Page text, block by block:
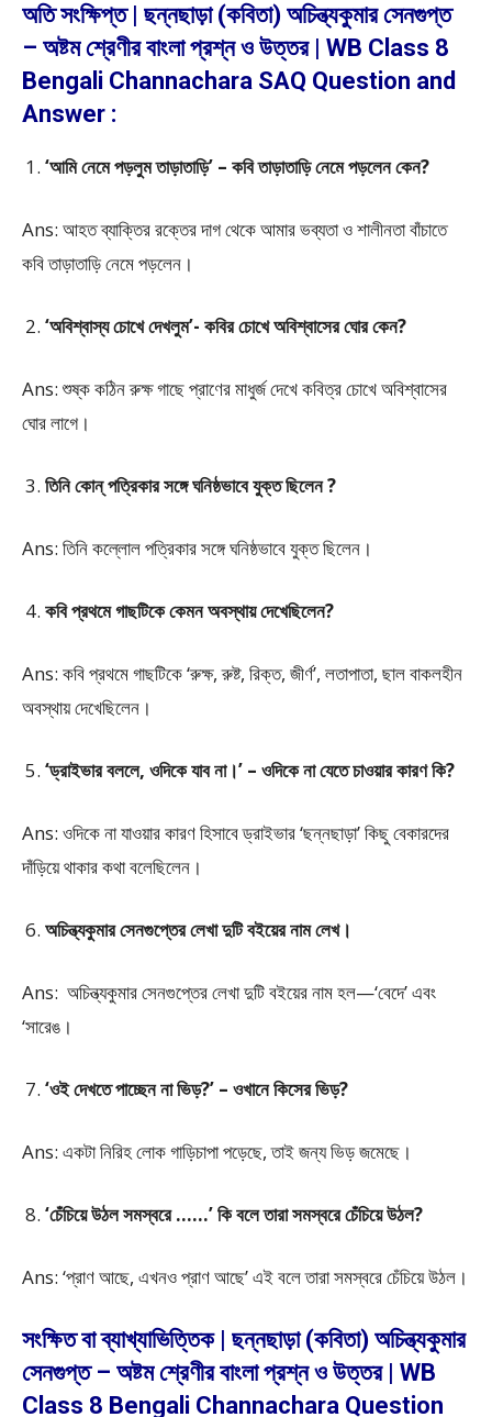
অতি সংক্ষিপ্ত | ছন্নছাড়া (কবিতা) অচিন্ত্যকুমার সেনগুপ্ত
– অষ্টম শ্রেণীর বাংলা প্রশ্ন ও উত্তর | WB Class 8
Bengali Channachara SAQ Question and
Answer :
‘আমি নেমে পড়লুম তাড়াতাড়ি’ – কবি তাড়াতাড়ি নেমে পড়লেন কেন?
Ans: আহত ব্যাক্তির রক্তের দাগ থেকে আমার ভব্যতা ও শালীনতা বাঁচাতে
কবি তাড়াতাড়ি নেমে পড়লেন।
‘অবিশ্বাস্য চোখে দেখলুম’- কবির চোখে অবিশ্বাসের ঘোর কেন?
Ans: শুষ্ক কঠিন রুক্ষ গাছে প্রাণের মাধুর্জ দেখে কবিত্র চোখে অবিশ্বাসের
ঘোর লাগে।
তিনি কোন্ পত্রিকার সঙ্গে ঘনিষ্ঠভাবে যুক্ত ছিলেন ?
Ans: তিনি কল্লোল পত্রিকার সঙ্গে ঘনিষ্ঠভাবে যুক্ত ছিলেন।
কবি প্রথমে গাছটিকে কেমন অবস্থায় দেখেছিলেন?
Ans: কবি প্রথমে গাছটিকে ‘রুক্ষ, রুষ্ট, রিক্ত, জীর্ণ’, লতাপাতা, ছাল বাকলহীন
অবস্থায় দেখেছিলেন।
‘ড্রাইভার বললে, ওদিকে যাব না।’ – ওদিকে না যেতে চাওয়ার কারণ কি?
Ans: ওদিকে না যাওয়ার কারণ হিসাবে ড্রাইভার ‘ছন্নছাড়া’ কিছু বেকারদের
দাঁড়িয়ে থাকার কথা বলেছিলেন।
অচিন্ত্যকুমার সেনগুপ্তের লেখা দুটি বইয়ের নাম লেখ।
Ans: অচিন্ত্যকুমার সেনগুপ্তের লেখা দুটি বইয়ের নাম হল—‘বেদে’ এবং
‘সারেঙ।
‘ওই দেখতে পাচ্ছেন না ভিড়?’ – ওখানে কিসের ভিড়?
Ans: একটা নিরিহ লোক গাড়িচাপা পড়েছে, তাই জন্য ভিড় জমেছে।
‘চেঁচিয়ে উঠল সমস্বরে ……’ কি বলে তারা সমস্বরে চেঁচিয়ে উঠল?
Ans: ‘প্রাণ আছে, এখনও প্রাণ আছে’ এই বলে তারা সমস্বরে চেঁচিয়ে উঠল।
সংক্ষিত বা ব্যাখ্যাভিত্তিক | ছন্নছাড়া (কবিতা) অচিন্ত্যকুমার
সেনগুপ্ত – অষ্টম শ্রেণীর বাংলা প্রশ্ন ও উত্তর | WB
Class 8 Bengali Channachara Question